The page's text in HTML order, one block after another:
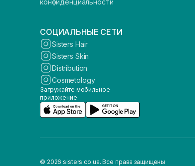
конфиденциальности
СОЦИАЛЬНЫЕ СЕТИ
Sisters Hair
Sisters Skin
Distribution
Cosmetology
Загружайте мобильное
приложение
© 2026 sisters.co.ua. Все права защищены